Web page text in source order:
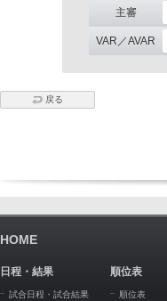
主審
VAR／AVAR
戻る
HOME
日程・結果
試合日程・試合結果
順位表
順位表